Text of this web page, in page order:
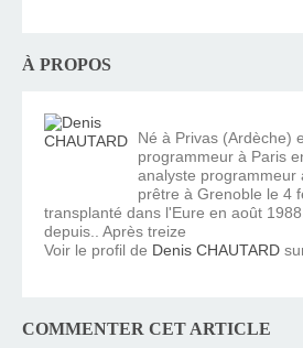
À PROPOS
Né à Privas (Ardèche)
programmeur à Paris
analyste programmeur
prêtre à Grenoble le 4
transplanté dans l'Eure en août
depuis.. Après treize
Voir le profil de Denis CHAUTARD
COMMENTER CET ARTICLE